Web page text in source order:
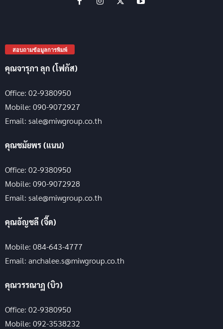
สอบถามข้อมูลการพิมพ์
คุณจารุภา ลุก (โฟกัส)
Office: 02-9380950
Mobile: 090-9072927
Email: sale@miwgroup.co.th
คุณชมัยพร (แนน)
Office: 02-9380950
Mobile: 090-9072928
Email: sale@miwgroup.co.th
คุณอัญชลี (จี๊ด)
Mobile: 084-643-4777
Email: anchalee.s@miwgroup.co.th
คุณวรรณาฏ (บิว)
Office: 02-9380950
Mobile: 092-3538232